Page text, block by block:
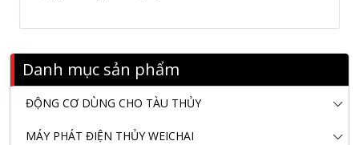
Danh mục sản phẩm
ĐỘNG CƠ DÙNG CHO TÀU THỦY
MÁY PHÁT ĐIỆN THỦY WEICHAI